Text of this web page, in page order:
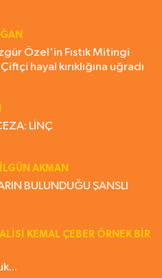
Özel'in Fıstık Mitingi
hayal kırıklığına uğradı
LİNÇ
AKMAN
BULUNDUĞU ŞANSLI
KEMAL ÇEBER ÖRNEK BİR